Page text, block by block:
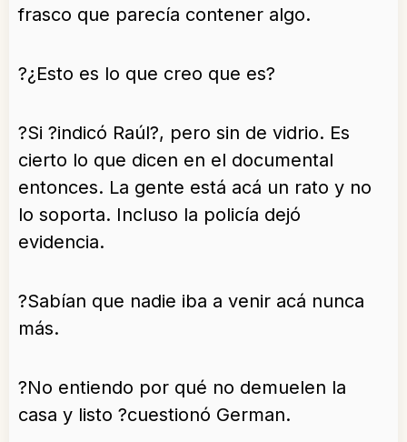
frasco que parecía contener algo.
?¿Esto es lo que creo que es?
?Si ?indicó Raúl?, pero sin de vidrio. Es
cierto lo que dicen en el documental
entonces. La gente está acá un rato y no
lo soporta. Incluso la policía dejó
evidencia.
?Sabían que nadie iba a venir acá nunca
más.
?No entiendo por qué no demuelen la
casa y listo ?cuestionó German.